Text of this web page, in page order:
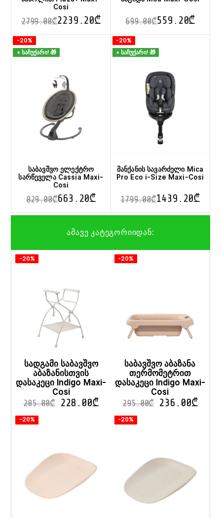
Cosi
2799.00₾2239.20₾
This
variants.
The
options
may
be
chosen
on
the
699.00₾559.20₾
This
variants.
The
options
may
be
chosen
on
the
product
-20%
+ საჩუქარი! 🎁
საბავშვო ელექტრო
სარწეველა Cassia Maxi-
Cosi
829.00₾663.20₾
This
has
variants.
be
chosen
on
the
product
page
-20%
+ საჩუქარი! 🎁
მანქანის სავარძელი Mica
Pro Eco i-Size Maxi-Cosi
1799.00₾1439.20₾
This
variants.
the
product
page
ამავე კატეგორიიდან:
-20%
სადგამი საბავშვო
აბაზანისთვის
დასაკეცი Indigo Maxi-
Cosi
285.00₾ 228.00₾
-20%
საბავშვო აბაზანა
თერმომეტრით
დასაკეცი Indigo Maxi-
Cosi
295.00₾ 236.00₾
-20% -20%